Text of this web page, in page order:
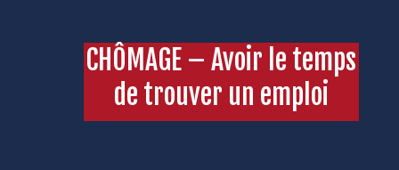
CHÔMAGE – Avoir le temps
de trouver un emploi